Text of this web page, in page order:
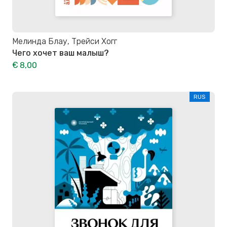
Мелинда Блау, Трейси Хогг
Чего хочет ваш малыш?
€ 8,00
RUS